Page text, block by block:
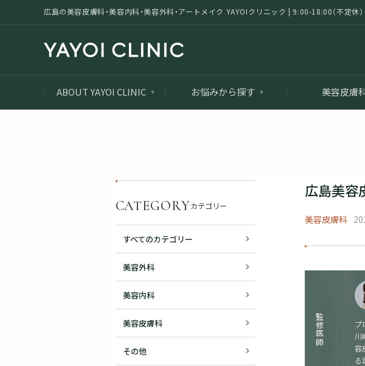
広島の美容皮膚科・美容内科・美容外科・アートメイク YAYOIクリニック | 9:00-18:00（不定休）
ABOUT YAYOI CLINIC お悩みから探す 美容皮膚
広島美容
美容皮膚科
監修医師
プ
川
容
る
CATEGORYカテゴリー
すべてのカテゴリー
美容外科
美容内科
美容皮膚科
その他